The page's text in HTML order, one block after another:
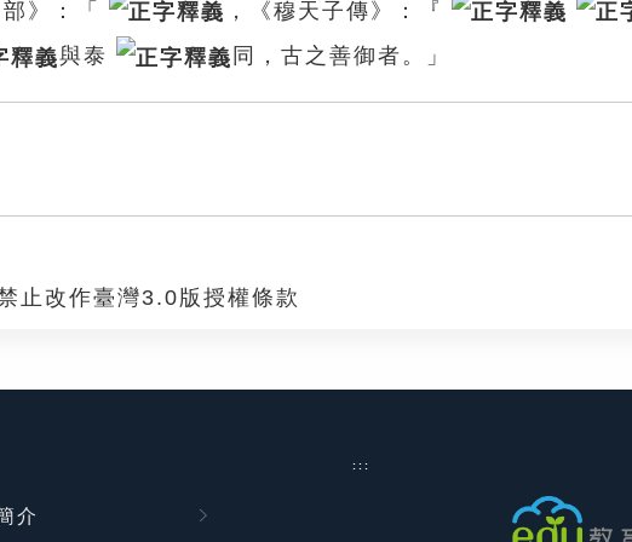
》：「
，《穆天子傳》：『
與泰 同，古之善御者。」
止改作臺灣3.0版授權條款
:::
介